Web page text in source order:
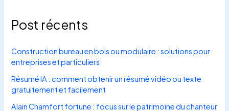
Post récents
Construction bureau en bois ou modulaire : solutions pour
entreprises et particuliers
Résumé IA : comment obtenir un résumé vidéo ou texte
gratuitement et facilement
Alain Chamfort fortune : focus sur le patrimoine du chanteur